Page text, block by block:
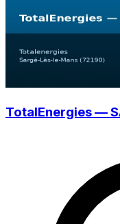
TotalEnergies —